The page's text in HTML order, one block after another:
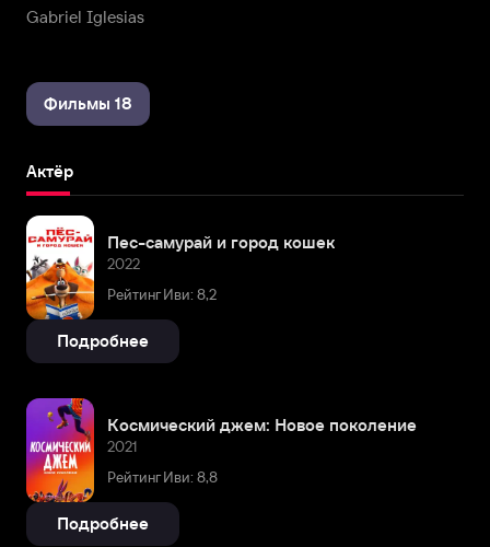
Gabriel Iglesias
Фильмы 18
Актёр
Пес-самурай и город кошек
2022
Рейтинг Иви: 8,2
Подробнее
Космический джем: Новое поколение
2021
Рейтинг Иви: 8,8
Подробнее